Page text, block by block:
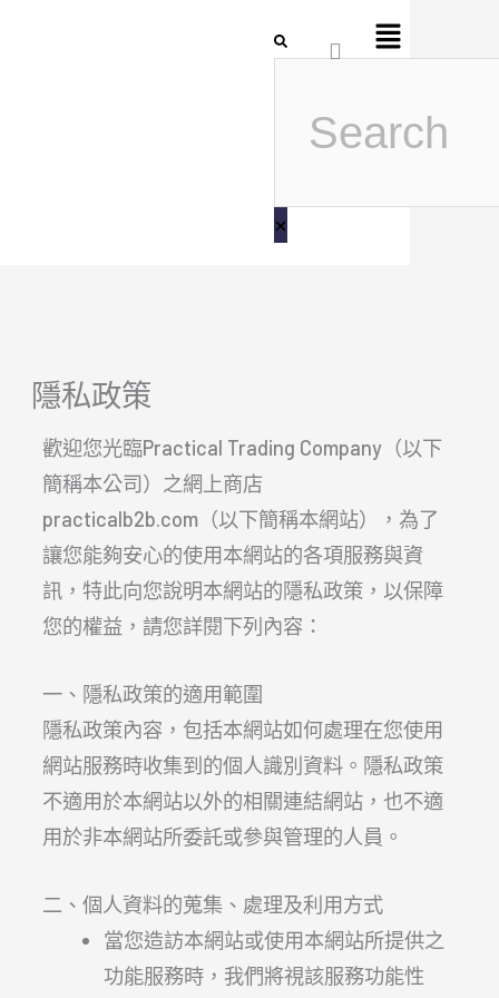
搜
Flyout
隱私政策
歡迎您光臨Practical Trading Company（以下
簡稱本公司）之網上商店
practicalb2b.com（以下簡稱本網站），為了
讓您能夠安心的使用本網站的各項服務與資
訊，特此向您說明本網站的隱私政策，以保障
您的權益，請您詳閱下列內容：
一、隱私政策的適用範圍
隱私政策內容，包括本網站如何處理在您使用
網站服務時收集到的個人識別資料。隱私政策
不適用於本網站以外的相關連結網站，也不適
用於非本網站所委託或參與管理的人員。
二、個人資料的蒐集、處理及利用方式
當您造訪本網站或使用本網站所提供之
功能服務時，我們將視該服務功能性